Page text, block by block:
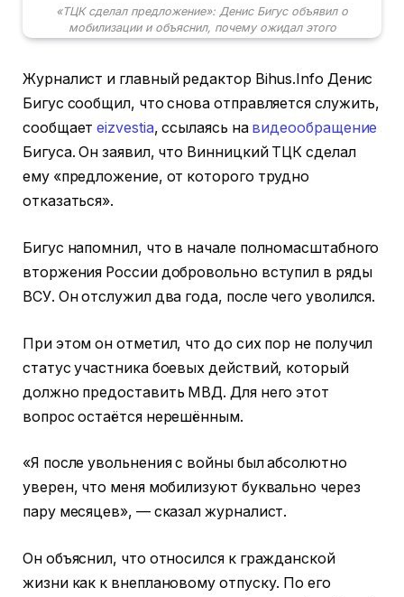
«ТЦК сделал предложение»: Денис Бигус объявил о
мобилизации и объяснил, почему ожидал этого
Журналист и главный редактор Bihus.Info Денис
Бигус сообщил, что снова отправляется служить,
сообщаетeizvestia, ссылаясь на видеообращение
Бигуса. Он заявил, что Винницкий ТЦК сделал
ему «предложение, от которого трудно
отказаться».
Бигус напомнил, что в начале полномасштабного
вторжения России добровольно вступил в ряды
ВСУ. Он отслужил два года, после чего уволился.
При этом он отметил, что до сих пор не получил
статус участника боевых действий, который
должно предоставить МВД. Для него этот
вопрос остаётся нерешённым.
«Я после увольнения с войны был абсолютно
уверен, что меня мобилизуют буквально через
пару месяцев», — сказал журналист.
Он объяснил, что относился к гражданской
жизни как к внеплановому отпуску. По его